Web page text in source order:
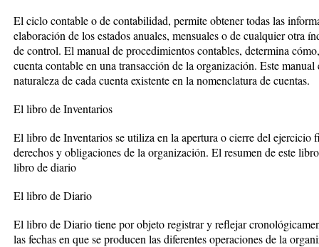
El ciclo contable o de contabilidad, permite obtener todas las
elaboración de los estados anuales, mensuales o de cualquier otra
de control. El manual de procedimientos contables, determina
cuenta contable en una transacción de la organización. Este
naturaleza de cada cuenta existente en la nomenclatura de cuentas.
El libro de Inventarios
El libro de Inventarios se utiliza en la apertura o cierre del ejercicio
derechos y obligaciones de la organización. El resumen de este
libro de diario
El libro de Diario
El libro de Diario tiene por objeto registrar y reflejar
las fechas en que se producen las diferentes operaciones de la